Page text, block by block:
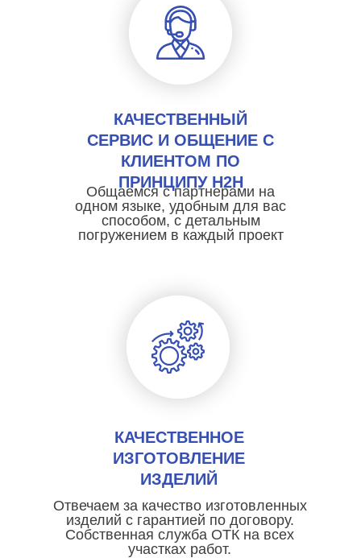
КАЧЕСТВЕННОЕ
ИЗГОТОВЛЕНИЕ
ИЗДЕЛИЙ
Отвечаем за качество изготовленных
изделий с гарантией по договору.
Собственная служба ОТК на всех
участках работ.
КАЧЕСТВЕННЫЙ
СЕРВИС И ОБЩЕНИЕ С
КЛИЕНТОМ ПО
ПРИНЦИПУ H2H
Общаемся с партнерами на
одном языке, удобным для вас
способом, с детальным
погружением в каждый проект